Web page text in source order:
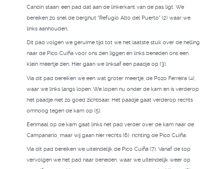
Candín staan, een pad dat aan de linkerkant van de pas ligt. We
bereiken zo snel de berghut "Refugio Alto del Puerto" (2) waar we
links aanhouden.
Dit pad volgen we geruime tijd tot we het laatste stuk over de helling
naar de Pico Cuiña voor ons zien liggen en links beneden ons een
klein meertje zien. Hier gaan we linksaf een paadje op (3).
Via dit pad bereiken we een wat groter meertje, de Pozo Ferreira (4),
waar we links langs lopen. We lopen nu onder de kam en is verderop
het paadje niet zo goed zichtbaar. Het paadje gaat verderop rechts
omhoog tegen de kam op (5).
Eenmaal op de kam gaat links het pad verder over de kam naar de
Campanario, maar wij gaan hier rechts (6), richting de Pico Cuiña.
Via dit pad bereiken we uiteindelijk de Pico Cuiña (7). Vanaf de top
vervolgen we het pad naar beneden, waar we uiteindelijk weer op